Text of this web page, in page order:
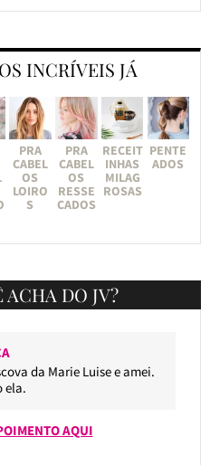
INCRÍVEIS JÁ
PRA
CABEL
OS
LOIRO
S
PRA
CABEL
OS
RESSE
CADOS
RECEIT
INHAS
MILAG
ROSAS
PENTE
ADOS
ACHA DO JV?
da Marie Luise e amei.
ela.
AQUI